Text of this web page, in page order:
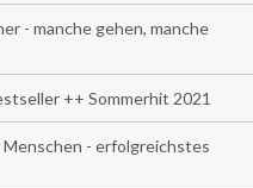
- manche gehen, manche
++ Sommerhit 2021
- erfolgreichstes